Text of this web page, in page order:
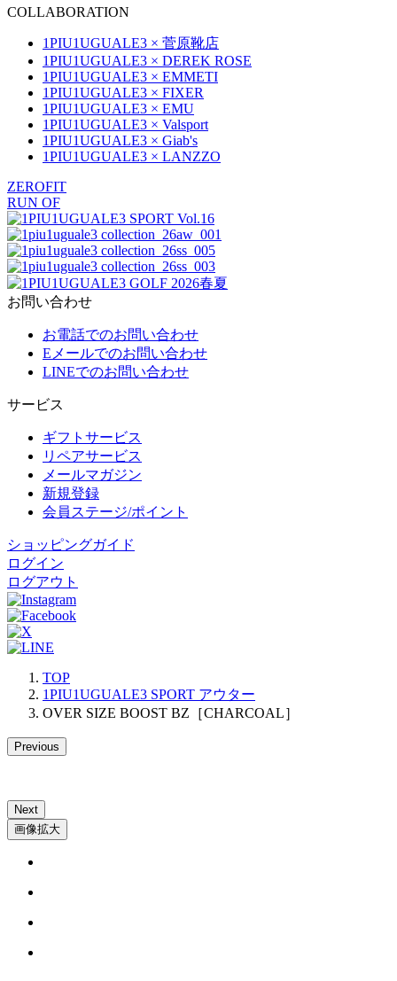
COLLABORATION
1PIU1UGUALE3 × 菅原靴店
1PIU1UGUALE3 × DEREK ROSE
1PIU1UGUALE3 × EMMETI
1PIU1UGUALE3 × FIXER
1PIU1UGUALE3 × EMU
1PIU1UGUALE3 × Valsport
1PIU1UGUALE3 × Giab's
1PIU1UGUALE3 × LANZZO
ZEROFIT
RUN OF
お問い合わせ
お電話でのお問い合わせ
Eメールでのお問い合わせ
LINEでのお問い合わせ
サービス
ギフトサービス
リペアサービス
メールマガジン
新規登録
会員ステージ/ポイント
ショッピングガイド
ログイン
ログアウト
TOP
1PIU1UGUALE3 SPORT アウター
OVER SIZE BOOST BZ［CHARCOAL］
Previous
Next
画像拡大